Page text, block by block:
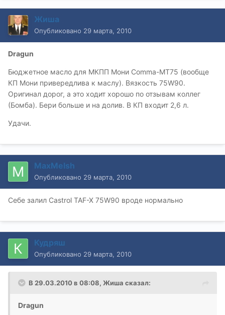
Жиша
Опубликовано 29 марта, 2010
Dragun
Бюджетное масло для МКПП Мони Comma-МТ75 (вообще
КП Мони привередлива к маслу). Вязкость 75W90.
Оригинал дорог, а это ходит хорошо по отзывам коллег
(Бомба). Бери больше и на долив. В КП входит 2,6 л.
Удачи.
MaxMelsh
Опубликовано 29 марта, 2010
Себе залил Castrol TAF-X 75W90 вроде нормально
Кудряш
Опубликовано 29 марта, 2010
В 29.03.2010 в 08:08, Жиша сказал:
Dragun